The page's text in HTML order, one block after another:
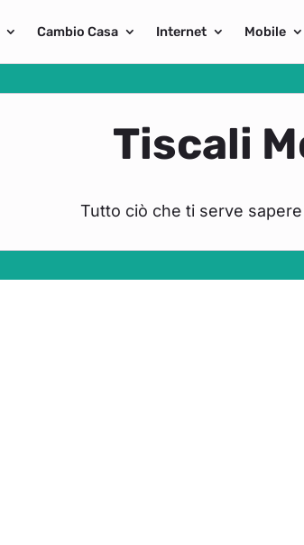
Cambio Casa Internet Mobile
Tiscali
Tutto ciò che ti serve